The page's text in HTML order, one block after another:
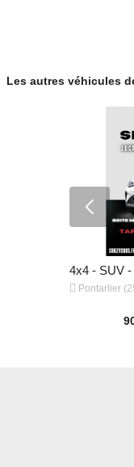
Spécialistes du véhicule
Les autres véhicules
 Pontarlier